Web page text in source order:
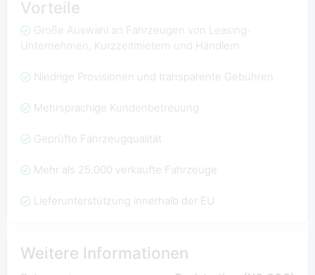
Vorteile
Große Auswahl an Fahrzeugen von Leasing-
Unternehmen, Kurzzeitmietern und Händlern
Niedrige Provisionen und transparente Gebühren
Mehrsprachige Kundenbetreuung
Geprüfte Fahrzeugqualität
Mehr als 25.000 verkaufte Fahrzeuge
Lieferunterstützung innerhalb der EU
Weitere Informationen